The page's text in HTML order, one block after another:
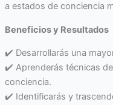
a estados de conciencia
Beneficios y Resultados
✔️ Desarrollarás una
✔️ Aprenderás técnicas
conciencia.
✔️ Identificarás y